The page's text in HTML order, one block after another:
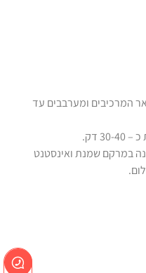
המרכיבים ומערבבים עד
במרקם שמנת ואינסטנט